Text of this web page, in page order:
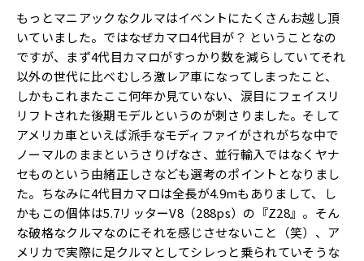
もっとマニアックなクルマはイベントにたくさんお越し頂
いていました。ではなぜカマロ4代目が？ ということなの
ですが、まず4代目カマロがすっかり数を減らしていてそれ
以外の世代に比べむしろ激レア車になってしまったこと、
しかもこれまたここ何年か見ていない、涙目にフェイスリ
リフトされた後期モデルというのが刺さりました。そして
アメリカ車といえば派手なモディファイがされがちな中で
ノーマルのままというさりげなさ、並行輸入ではなくヤナ
セものという由緒正しさなども選考のポイントとなりまし
た。ちなみに4代目カマロは全長が4.9mもありまして、し
かもこの個体は5.7リッターV8（288ps）の『Z28』。そん
な破格なクルマなのにそれを感じさせないこと（笑）、ア
メリカで実際に足クルマとしてシレっと乗られていそうな